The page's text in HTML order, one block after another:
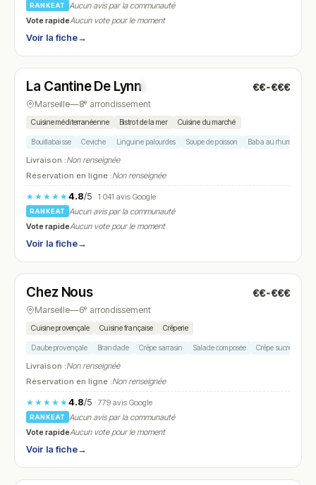
RANKEAT
Aucun avis par la communauté
Vote rapideAucun vote pour le moment
Voir la fiche→
N° 7
La Cantine De Lynn €€-€€€
Marseille—8ᵉ arrondissement
Cuisine méditerranéenne Bistrot de la mer Cuisine du marché
Bouillabaisse Ceviche Linguine palourdes Soupe de poisson Baba au rhum
Livraison :Non renseignée
Réservation en ligne :Non renseignée
★★★★★4.8/5· 1 041 avis Google
RANKEAT
Aucun avis par la communauté
Vote rapideAucun vote pour le moment
Voir la fiche→
N° 8
Chez Nous €€-€€€
Marseille—6ᵉ arrondissement
Cuisine provençale Cuisine française Crêperie
Daube provençale Brandade Crêpe sarrasin Salade composée Crêpe sucrée
Livraison :Non renseignée
Réservation en ligne :Non renseignée
★★★★★4.8/5· 779 avis Google
RANKEAT
Aucun avis par la communauté
Vote rapideAucun vote pour le moment
Voir la fiche→